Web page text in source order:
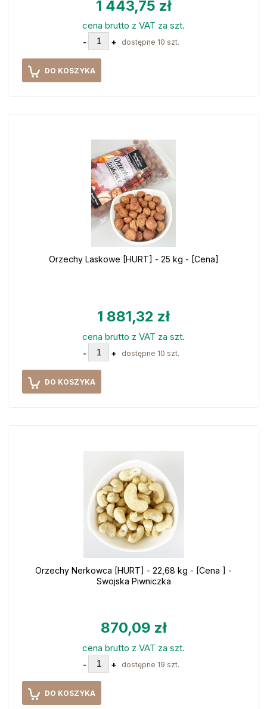
1 443,75 zł
cena brutto z VAT za szt.
- + dostępne 10 szt.
DO KOSZYKA
Orzechy Laskowe [HURT] - 25 kg - [Cena]
1 881,32 zł
cena brutto z VAT za szt.
- + dostępne 10 szt.
DO KOSZYKA
Orzechy Nerkowca [HURT] - 22,68 kg - [Cena ] -
Swojska Piwniczka
870,09 zł
cena brutto z VAT za szt.
- + dostępne 19 szt.
DO KOSZYKA